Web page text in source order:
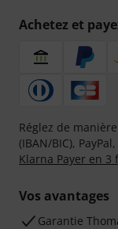
Achetez et
Réglez de
(IBAN/BIC),
Klarna Payer en 3
Vos avantages
Ga­ran­tie